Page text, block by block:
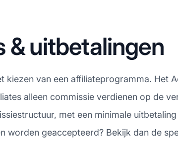
& uitbetalingen
kiezen van een affiliateprogramma. Het
alleen commissie verdienen op de
met een minimale
worden geaccepteerd? Bekijk dan de